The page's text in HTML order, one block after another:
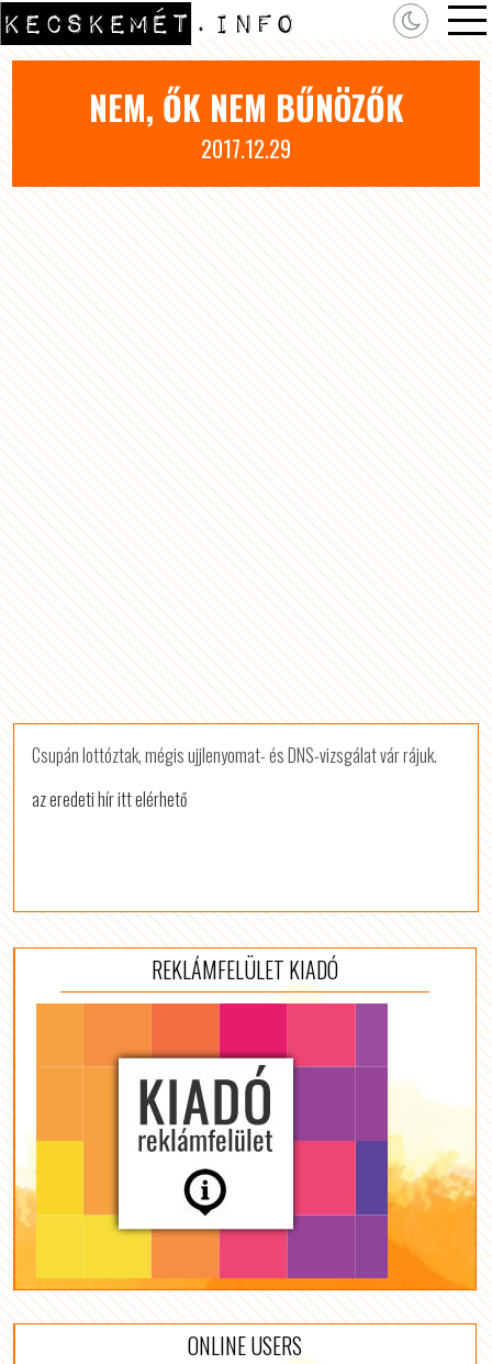
NEM, ŐK NEM BŰNÖZŐK
2017.12.29
Csupán lottóztak, mégis ujjlenyomat- és DNS-vizsgálat vár rájuk.
az eredeti hír itt elérhető
REKLÁMFELÜLET KIADÓ
ONLINE USERS